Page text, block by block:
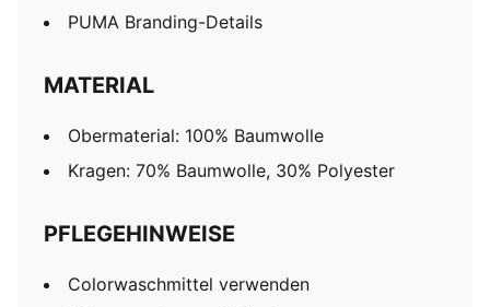
PUMA Branding-Details
MATERIAL
Obermaterial: 100% Baumwolle
Kragen: 70% Baumwolle, 30% Polyester
PFLEGEHINWEISE
Colorwaschmittel verwenden